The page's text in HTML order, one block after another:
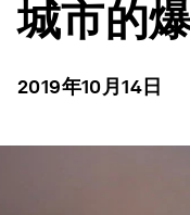
城市的
2019年10月14日